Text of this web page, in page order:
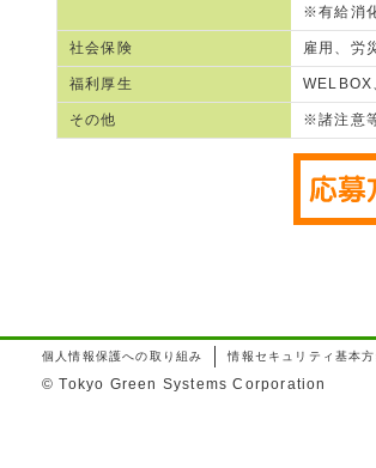
※有給消
社会保険 雇用、労
福利厚生 WELBOX
その他 ※諸注意
個人情報保護への取り組み 情報セキュリティ基本
© Tokyo Green Systems Corporation